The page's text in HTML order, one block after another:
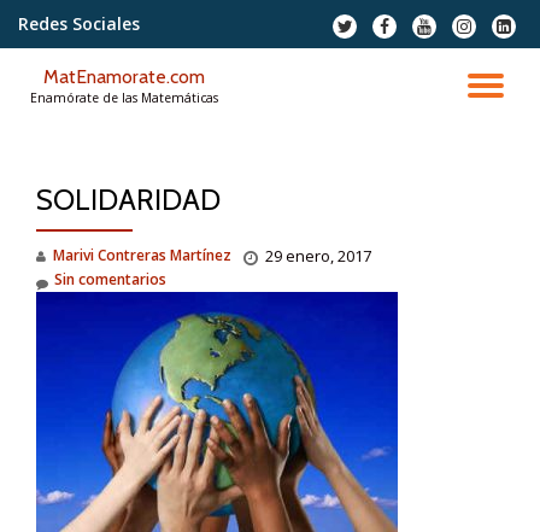
contenido
Redes Sociales
fa-
twitter
fa-
facebook
fa-
youtube
fa-
instagram
fa-
MatEnamorate.com
Enamórate de las Matemáticas
SOLIDARIDAD
Marivi Contreras Martínez 29 enero, 2017
Sin comentarios